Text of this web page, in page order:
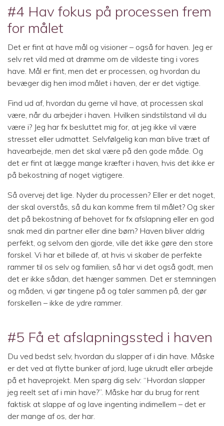
#4 Hav fokus på processen frem
for målet
Det er fint at have mål og visioner – også for haven. Jeg er
selv ret vild med at drømme om de vildeste ting i vores
have. Mål er fint, men det er processen, og hvordan du
bevæger dig hen imod målet i haven, der er det vigtige.
Find ud af, hvordan du gerne vil have, at processen skal
være, når du arbejder i haven. Hvilken sindstilstand vil du
være i? Jeg har fx besluttet mig for, at jeg ikke vil være
stresset eller udmattet. Selvfølgelig kan man blive træt af
havearbejde, men det skal være på den gode måde. Og
det er fint at lægge mange kræfter i haven, hvis det ikke er
på bekostning af noget vigtigere.
Så overvej det lige. Nyder du processen? Eller er det noget,
der skal overstås, så du kan komme frem til målet? Og sker
det på bekostning af behovet for fx afslapning eller en god
snak med din partner eller dine børn? Haven bliver aldrig
perfekt, og selvom den gjorde, ville det ikke gøre den store
forskel. Vi har et billede af, at hvis vi skaber de perfekte
rammer til os selv og familien, så har vi det også godt, men
det er ikke sådan, det hænger sammen. Det er stemningen
og måden, vi gør tingene på og taler sammen på, der gør
forskellen – ikke de ydre rammer.
#5 Få et afslapningssted i haven
Du ved bedst selv, hvordan du slapper af i din have. Måske
er det ved at flytte bunker af jord, luge ukrudt eller arbejde
på et haveprojekt. Men spørg dig selv: “Hvordan slapper
jeg reelt set af i min have?”. Måske har du brug for rent
faktisk at slappe af og lave ingenting indimellem – det er
der mange af os, der har.